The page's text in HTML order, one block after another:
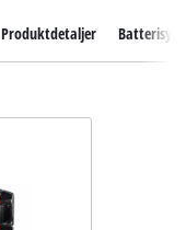
Produktdetaljer